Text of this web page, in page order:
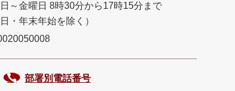
～金曜日 8時30分から17時15分まで
日・年末年始を除く）
部署別電話番号